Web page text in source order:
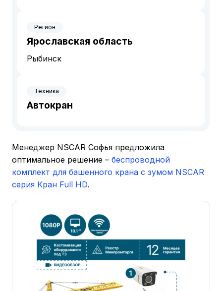
Регион
Ярославская область
Рыбинск
Техника
Автокран
Менеджер NSCAR Софья предложила
оптимальное решение – беспроводной
комплект для башенного крана с зумом NSCAR
серия Кран Full HD.